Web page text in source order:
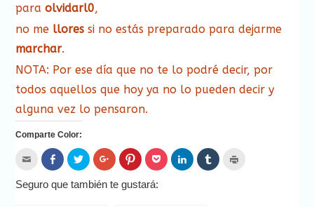
paraolvidarl0,
no me llores si no estás preparado para dejarme
marchar.
NOTA: Por ese día que no te lo podré decir, por
todos aquellos que hoy ya no lo pueden decir y
alguna vez lo pensaron.
Comparte Color:
Hac
clic
para
enviar
por
Haz
clic
para
compartir
en
Haz
clic
para
compartir
en
Haz
clic
para
compartir
en
Haz
clic
para
compartir
en
Haz
clic
para
Haz
clic
para
Haz
clic
Seguro que también te gustará: